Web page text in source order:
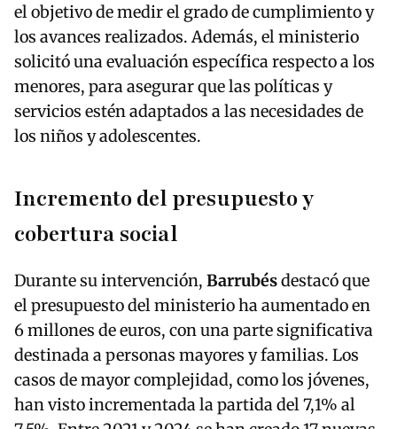
el objetivo de medir el grado de cumplimiento y
los avances realizados. Además, el ministerio
solicitó una evaluación específica respecto a los
menores, para asegurar que las políticas y
servicios estén adaptados a las necesidades de
los niños y adolescentes.
Incremento del presupuesto y
cobertura social
Durante su intervención, Barrubésdestacó que
el presupuesto del ministerio ha aumentado en
6 millones de euros, con una parte significativa
destinada a personas mayores y familias. Los
casos de mayor complejidad, como los jóvenes,
han visto incrementada la partida del 7,1% al